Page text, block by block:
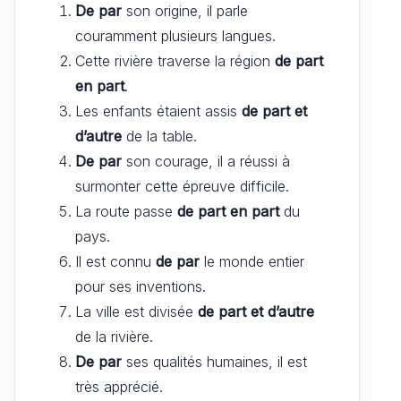
De par son origine, il parle
couramment plusieurs langues.
Cette rivière traverse la région de part
en part.
Les enfants étaient assis de part et
d’autre de la table.
De par son courage, il a réussi à
surmonter cette épreuve difficile.
La route passe de part en partdu
pays.
Il est connu de par le monde entier
pour ses inventions.
La ville est divisée de part et d’autre
de la rivière.
De par ses qualités humaines, il est
très apprécié.